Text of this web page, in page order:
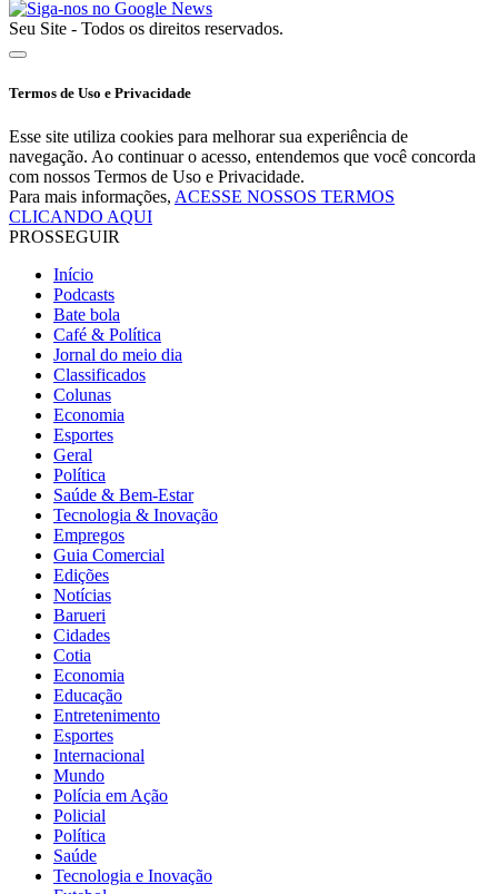
Seu Site - Todos os direitos reservados.
Termos de Uso e Privacidade
Esse site utiliza cookies para melhorar sua experiência de
navegação. Ao continuar o acesso, entendemos que você concorda
com nossos Termos de Uso e Privacidade.
Para mais informações, ACESSE NOSSOS TERMOS
CLICANDO AQUI
PROSSEGUIR
Início
Podcasts
Bate bola
Café & Política
Jornal do meio dia
Classificados
Colunas
Economia
Esportes
Geral
Política
Saúde & Bem-Estar
Tecnologia & Inovação
Empregos
Guia Comercial
Edições
Notícias
Barueri
Cidades
Cotia
Economia
Educação
Entretenimento
Esportes
Internacional
Mundo
Polícia em Ação
Policial
Política
Saúde
Tecnologia e Inovação